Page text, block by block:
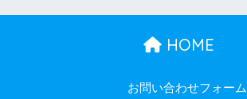
HOME
お問い合わせフォーム